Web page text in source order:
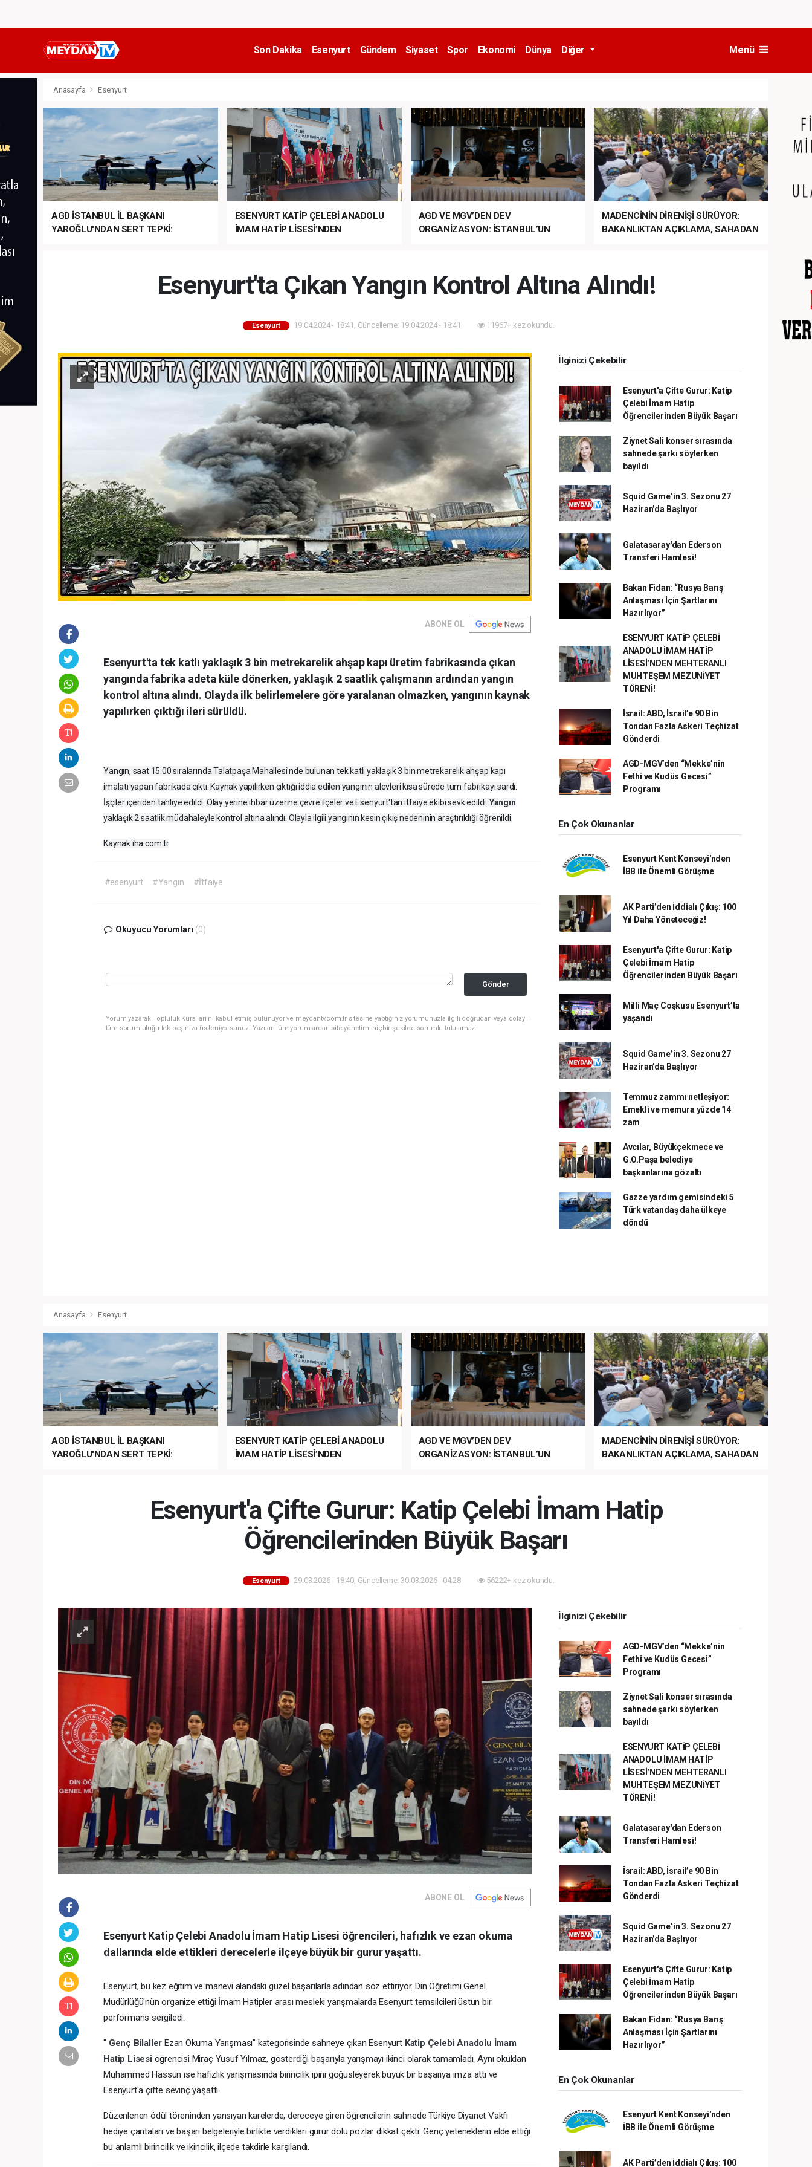
Son Dakika Esenyurt Gündem Siyaset Spor Ekonomi Dünya Diğer Menü
Anasayfa Esenyurt
AGD İSTANBUL İL BAŞKANI
YAROĞLU'NDAN SERT TEPKİ:
ESENYURT KATİP ÇELEBİ ANADOLU
İMAM HATİP LİSESİ’NDEN
AGD VE MGV’DEN DEV
ORGANİZASYON: İSTANBUL’UN
MADENCİNİN DİRENİŞİ SÜRÜYOR:
BAKANLIKTAN AÇIKLAMA, SAHADAN
Esenyurt'ta Çıkan Yangın Kontrol Altına Alındı!
Esenyurt 19.04.2024 - 18:41, Güncelleme: 19.04.2024 - 18:41 11967+ kez okundu.
ABONE OL
Esenyurt'ta tek katlı yaklaşık 3 bin metrekarelik ahşap kapı üretim fabrikasında çıkan
yangında fabrika adeta küle dönerken, yaklaşık 2 saatlik çalışmanın ardından yangın
kontrol altına alındı. Olayda ilk belirlemelere göre yaralanan olmazken, yangının kaynak
yapılırken çıktığı ileri sürüldü.
Yangın, saat 15.00 sıralarında Talatpaşa Mahallesi'nde bulunan tek katlı yaklaşık 3 bin metrekarelik ahşap kapı
imalatı yapan fabrikada çıktı. Kaynak yapılırken çıktığı iddia edilen yangının alevleri kısa sürede tüm fabrikayı sardı.
İşçiler içeriden tahliye edildi. Olay yerine ihbar üzerine çevre ilçeler ve Esenyurt'tan itfaiye ekibi sevk edildi. Yangın
yaklaşık 2 saatlik müdahaleyle kontrol altına alındı. Olayla ilgili yangının kesin çıkış nedeninin araştırıldığı öğrenildi.
Kaynak iha.com.tr
#esenyurt #Yangın #İtfaiye
Okuyucu Yorumları (0)
Gönder
Yorum yazarak Topluluk Kuralları’nı kabul etmiş bulunuyor ve meydantv.com.tr sitesine yaptığınız yorumunuzla ilgili doğrudan veya dolaylı
tüm sorumluluğu tek başınıza üstleniyorsunuz. Yazılan tüm yorumlardan site yönetimi hiçbir şekilde sorumlu tutulamaz.
İlginizi Çekebilir
Esenyurt'a Çifte Gurur: Katip
Çelebi İmam Hatip
Öğrencilerinden Büyük Başarı
Ziynet Sali konser sırasında
sahnede şarkı söylerken
bayıldı
Squid Game’in 3. Sezonu 27
Haziran’da Başlıyor
Galatasaray'dan Ederson
Transferi Hamlesi!
Bakan Fidan: “Rusya Barış
Anlaşması İçin Şartlarını
Hazırlıyor”
ESENYURT KATİP ÇELEBİ
ANADOLU İMAM HATİP
LİSESİ’NDEN MEHTERANLI
MUHTEŞEM MEZUNİYET
TÖRENİ!
İsrail: ABD, İsrail’e 90 Bin
Tondan Fazla Askeri Teçhizat
Gönderdi
AGD-MGV’den “Mekke’nin
Fethi ve Kudüs Gecesi”
Programı
En Çok Okunanlar
Esenyurt Kent Konseyi'nden
İBB ile Önemli Görüşme
AK Parti’den İddialı Çıkış: 100
Yıl Daha Yöneteceğiz!
Esenyurt'a Çifte Gurur: Katip
Çelebi İmam Hatip
Öğrencilerinden Büyük Başarı
Milli Maç Coşkusu Esenyurt’ta
yaşandı
Squid Game’in 3. Sezonu 27
Haziran’da Başlıyor
Temmuz zammı netleşiyor:
Emekli ve memura yüzde 14
zam
Avcılar, Büyükçekmece ve
G.O.Paşa belediye
başkanlarına gözaltı
Gazze yardım gemisindeki 5
Türk vatandaş daha ülkeye
döndü
Anasayfa Esenyurt
AGD İSTANBUL İL BAŞKANI
YAROĞLU'NDAN SERT TEPKİ:
ESENYURT KATİP ÇELEBİ ANADOLU
İMAM HATİP LİSESİ’NDEN
AGD VE MGV’DEN DEV
ORGANİZASYON: İSTANBUL’UN
MADENCİNİN DİRENİŞİ SÜRÜYOR:
BAKANLIKTAN AÇIKLAMA, SAHADAN
Esenyurt'a Çifte Gurur: Katip Çelebi İmam Hatip
Öğrencilerinden Büyük Başarı
Esenyurt 29.03.2026 - 18:40, Güncelleme: 30.03.2026 - 04:28 56222+ kez okundu.
ABONE OL
Esenyurt Katip Çelebi Anadolu İmam Hatip Lisesi öğrencileri, hafızlık ve ezan okuma
dallarında elde ettikleri derecelerle ilçeye büyük bir gurur yaşattı.
Esenyurt, bu kez eğitim ve manevi alandaki güzel başarılarla adından söz ettiriyor. Din Öğretimi Genel
Müdürlüğü'nün organize ettiği İmam Hatipler arası mesleki yarışmalarda Esenyurt temsilcileri üstün bir
performans sergiledi.
" Genç BilallerEzan Okuma Yarışması" kategorisinde sahneye çıkan Esenyurt Katip Çelebi Anadolu İmam
Hatip Lisesi öğrencisi Miraç Yusuf Yılmaz, gösterdiği başarıyla yarışmayı ikinci olarak tamamladı. Aynı okuldan
Muhammed Hassun ise hafızlık yarışmasında birincilik ipini göğüsleyerek büyük bir başarıya imza attı ve
Esenyurt'a çifte sevinç yaşattı.
Düzenlenen ödül töreninden yansıyan karelerde, dereceye giren öğrencilerin sahnede Türkiye Diyanet Vakfı
hediye çantaları ve başarı belgeleriyle birlikte verdikleri gurur dolu pozlar dikkat çekti. Genç yeteneklerin elde ettiği
bu anlamlı birincilik ve ikincilik, ilçede takdirle karşılandı.
İlginizi Çekebilir
AGD-MGV’den “Mekke’nin
Fethi ve Kudüs Gecesi”
Programı
Ziynet Sali konser sırasında
sahnede şarkı söylerken
bayıldı
ESENYURT KATİP ÇELEBİ
ANADOLU İMAM HATİP
LİSESİ’NDEN MEHTERANLI
MUHTEŞEM MEZUNİYET
TÖRENİ!
Galatasaray'dan Ederson
Transferi Hamlesi!
İsrail: ABD, İsrail’e 90 Bin
Tondan Fazla Askeri Teçhizat
Gönderdi
Squid Game’in 3. Sezonu 27
Haziran’da Başlıyor
Esenyurt'a Çifte Gurur: Katip
Çelebi İmam Hatip
Öğrencilerinden Büyük Başarı
Bakan Fidan: “Rusya Barış
Anlaşması İçin Şartlarını
Hazırlıyor”
En Çok Okunanlar
Esenyurt Kent Konseyi'nden
İBB ile Önemli Görüşme
AK Parti’den İddialı Çıkış: 100